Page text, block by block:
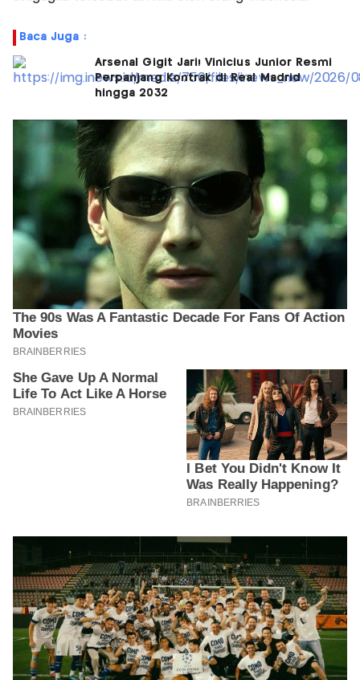
Baca Juga :
Arsenal Gigit Jari! Vinicius Junior Resmi
Perpanjang Kontrak di Real Madrid
hingga 2032